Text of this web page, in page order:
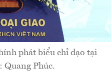
phát biểu chỉ đạo tại
Phúc.